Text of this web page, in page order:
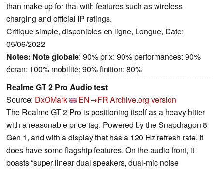
than make up for that with features such as wireless
charging and official IP ratings.
Critique simple, disponibles en ligne, Longue, Date:
05/06/2022
Notes: Note globale: 90% prix: 90% performances: 90%
écran: 100% mobilité: 90% finition: 80%
Realme GT 2 Pro Audio test
Source: DxOMark EN→FR Archive.org version
The Realme GT 2 Pro is positioning itself as a heavy hitter
with a reasonable price tag. Powered by the Snapdragon 8
Gen 1, and with a display that has a 120 Hz refresh rate, it
does have some flagship features. On the audio front, it
boasts “super linear dual speakers, dual-mic noise